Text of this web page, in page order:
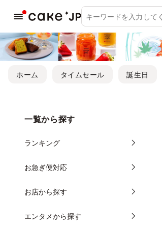
ホーム タイムセール 誕生日
一覧から探す
ランキング
お急ぎ便対応
お店から探す
エンタメから探す